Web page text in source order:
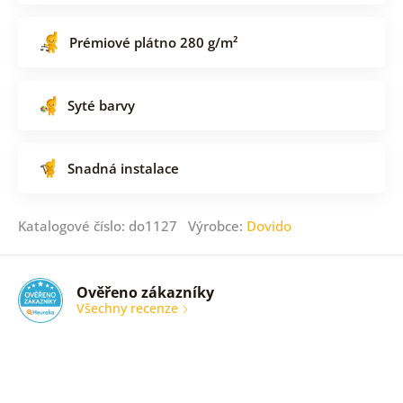
Prémiové plátno 280 g/m²
Syté barvy
Snadná instalace
Katalogové číslo: do1127 Výrobce: Dovido
Ověřeno zákazníky
Všechny recenze